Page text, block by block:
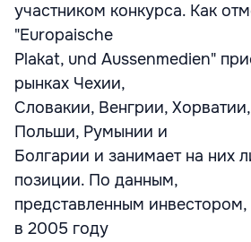
участником конкурса. Как
"Europaische
Plakat, und Aussenmedien"
рынках Чехии,
Словакии, Венгрии,
Польши, Румынии и
Болгарии и занимает на них
позиции. По данным,
представленным
в 2005 году